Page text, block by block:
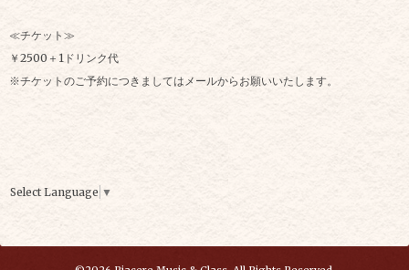
≪チケット≫
￥2500＋1ドリンク代
※チケットのご予約につきましてはメールからお願いいたします。
Select Language ▼